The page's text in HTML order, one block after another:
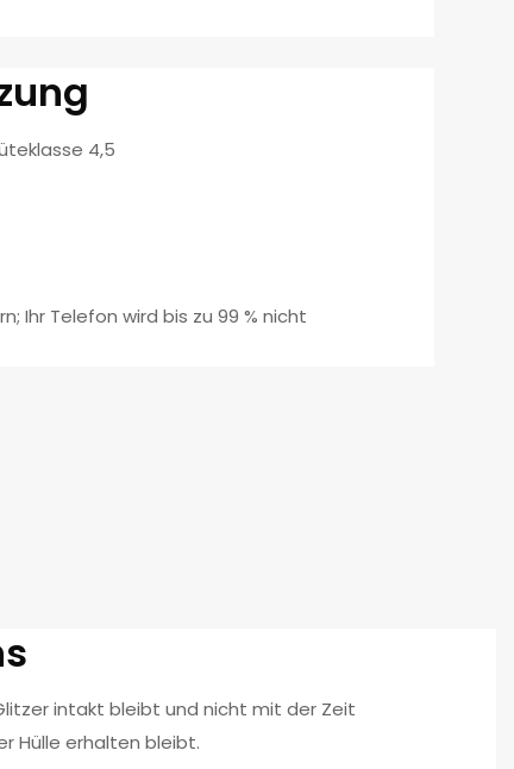
4,5
Ihr Telefon wird bis zu 99 % nicht
intakt bleibt und nicht mit der Zeit
Hülle erhalten bleibt.